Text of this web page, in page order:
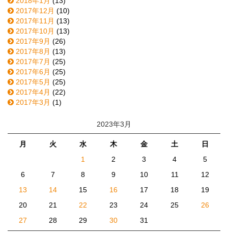
2017年12月 (10)
2017年11月 (13)
2017年10月 (13)
2017年9月 (26)
2017年8月 (13)
2017年7月 (25)
2017年6月 (25)
2017年5月 (25)
2017年4月 (22)
2017年3月 (1)
2023年3月
月 火 水 木 金 土
日
1
2 3 4
5
6
7 8 9 10 11
12
13
14 15 16 17 18
19
20
21 22 23 24 25
26
27
28 29 30 31